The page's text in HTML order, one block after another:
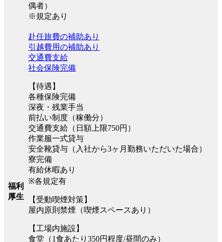
偶者）
※規定あり
福利
厚生
赴任旅費の補助あり
引越費用の補助あり
交通費支給
社会保険完備
【待遇】
各種保険完備
深夜・残業手当
前払い制度（稼働分）
交通費支給（日額上限750円）
作業服一式貸与
安全靴貸与（入社から3ヶ月勤務いただいた場合）
寮完備
有給休暇あり
※各規定有
【受動喫煙対策】
屋内原則禁煙（喫煙スペースあり）
【工場内施設】
食堂（1食あたり350円程度/昼間のみ）